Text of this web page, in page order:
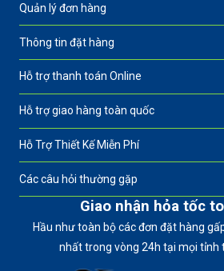
Quản lý đơn hàng
Thông tin đặt hàng
Hỗ trợ thanh toán Online
Hỗ trợ giao hàng toàn quốc
Hỗ Trợ Thiết Kế Miễn Phí
Các câu hỏi thường gặp
Giao nhận hỏa tốc
Hầu như toàn bộ các đơn đặt hàng
nhất trong vòng 24h tại mọi tỉnh